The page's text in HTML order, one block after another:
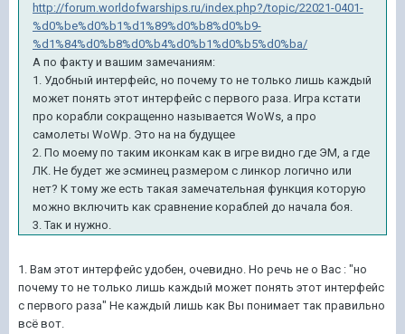
http://forum.worldofwarships.ru/index.php?/topic/22021-0401-
%d0%be%d0%b1%d1%89%d0%b8%d0%b9-
%d1%84%d0%b8%d0%b4%d0%b1%d0%b5%d0%ba/
А по факту и вашим замечаниям:
1. Удобный интерфейс, но почему то не только лишь каждый
может понять этот интерфейс с первого раза. Игра кстати
про корабли сокращенно называется WoWs, а про
самолеты WoWp. Это на на будущее
2. По моему по таким иконкам как в игре видно где ЭМ, а где
ЛК. Не будет же эсминец размером с линкор логично или
нет? К тому же есть такая замечательная функция которую
можно включить как сравнение кораблей до начала боя.
3. Так и нужно.
1. Вам этот интерфейс удобен, очевидно. Но речь не о Вас : "но
почему то не только лишь каждый может понять этот интерфейс
с первого раза" Не каждый лишь как Вы понимает так правильно
всё вот.